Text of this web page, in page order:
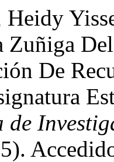
Zuñiga
De
de